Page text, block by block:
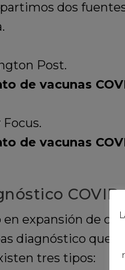
dos
Post.
de vacunas
de vacunas
en expansión de
diagnóstico que
tres tipos: